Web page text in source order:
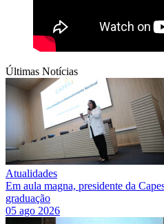
Últimas Notícias
Atualidades
Em aula magna, presidente da
graduação
05 ago 2026